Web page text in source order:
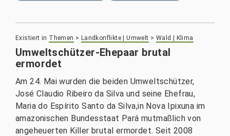
Existiert in Themen > Landkonflikte | Umwelt > Wald | Klima
Umweltschützer-Ehepaar brutal
ermordet
Am 24. Mai wurden die beiden Umweltschützer,
José Claudio Ribeiro da Silva und seine Ehefrau,
Maria do Espírito Santo da Silva,in Nova Ipixuna im
amazonischen Bundesstaat Pará mutmaßlich von
angeheuerten Killer brutal ermordet. Seit 2008